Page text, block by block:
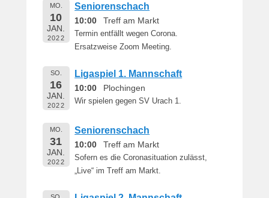
0
n
MO.
10
JAN.
2022
Seniorenschach
10:00 Treff am Markt
Termin entfällt wegen Corona.
Ersatzweise Zoom Meeting.
SO.
16
JAN.
2022
Ligaspiel 1. Mannschaft
10:00 Plochingen
Wir spielen gegen SV Urach 1.
MO.
31
JAN.
2022
Seniorenschach
10:00 Treff am Markt
Sofern es die Coronasituation zulässt,
„Live“ im Treff am Markt.